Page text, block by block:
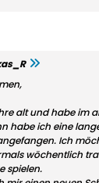
alt und habe im
habe ich eine
Ich
wöchentlich
spielen.